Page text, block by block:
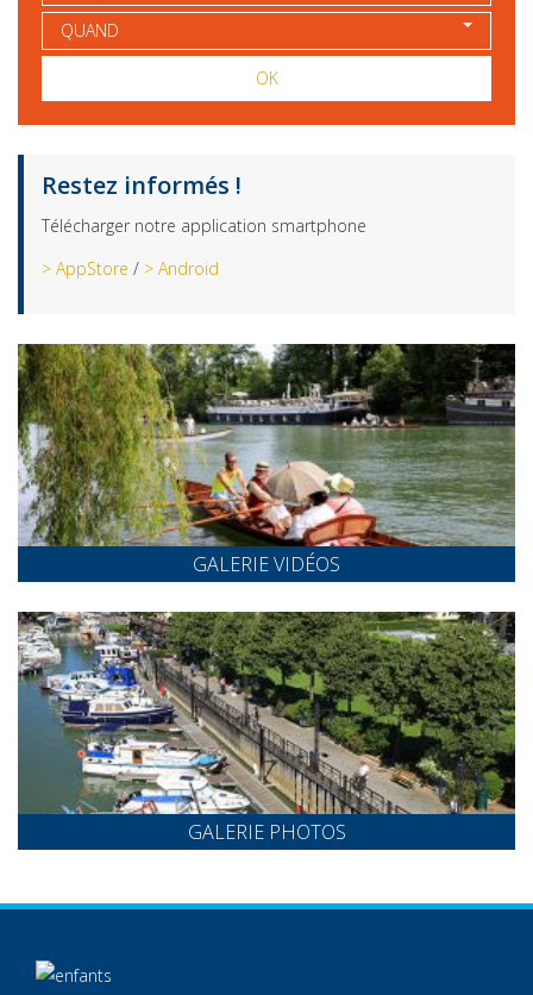
QUAND
OK
Restez informés !
Télécharger notre application smartphone
> AppStore / > Android
GALERIE VIDÉOS
GALERIE PHOTOS